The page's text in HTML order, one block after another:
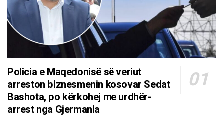
Policia e Maqedonisë së veriut
arreston biznesmenin kosovar Sedat
Bashota, po kërkohej me urdhër-
arrest nga Gjermania